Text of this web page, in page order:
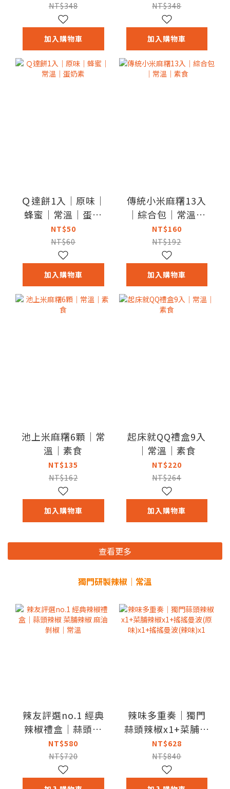
NT$348
加入購物車
NT$348
加入購物車
Ｑ達餅1入｜原味｜
蜂蜜｜常溫｜蛋奶
素
NT$50
NT$60
加入購物車
傳統小米麻糬13入
｜綜合包｜常溫｜
素食
NT$160
NT$192
加入購物車
池上米麻糬6顆｜常
溫｜素食
NT$135
NT$162
加入購物車
起床就QQ禮盒9入
｜常溫｜素食
NT$220
NT$264
加入購物車
查看更多
獨門研製辣椒｜常溫
辣友評選no.1 經典
辣椒禮盒｜蒜頭辣
椒 菜脯辣椒 麻油剝
椒｜常溫
NT$580
NT$720
辣味多重奏｜獨門
蒜頭辣椒x1+菜脯辣
椒x1+搖搖曼波(原
味)x1+搖搖曼波(辣
味)x1
NT$628
NT$840